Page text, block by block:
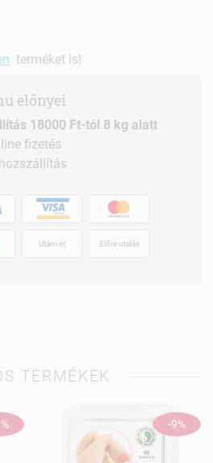
terméket is!
előnyei
18000 Ft-tól 8 kg alatt
fizetés
Utánvét Előre utalás
TERMÉKEK
-9%